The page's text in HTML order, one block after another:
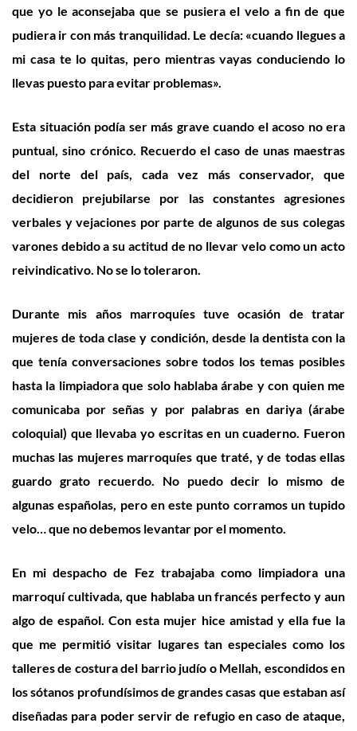
que yo le aconsejaba que se pusiera el velo a fin de que
pudiera ir con más tranquilidad. Le decía: «cuando llegues a
mi casa te lo quitas, pero mientras vayas conduciendo lo
llevas puesto para evitar problemas».
Esta situación podía ser más grave cuando el acoso no era
puntual, sino crónico. Recuerdo el caso de unas maestras
del norte del país, cada vez más conservador, que
decidieron prejubilarse por las constantes agresiones
verbales y vejaciones por parte de algunos de sus colegas
varones debido a su actitud de no llevar velo como un acto
reivindicativo. No se lo toleraron.
Durante mis años marroquíes tuve ocasión de tratar
mujeres de toda clase y condición, desde la dentista con la
que tenía conversaciones sobre todos los temas posibles
hasta la limpiadora que solo hablaba árabe y con quien me
comunicaba por señas y por palabras en dariya (árabe
coloquial) que llevaba yo escritas en un cuaderno. Fueron
muchas las mujeres marroquíes que traté, y de todas ellas
guardo grato recuerdo. No puedo decir lo mismo de
algunas españolas, pero en este punto corramos un tupido
velo… que no debemos levantar por el momento.
En mi despacho de Fez trabajaba como limpiadora una
marroquí cultivada, que hablaba un francés perfecto y aun
algo de español. Con esta mujer hice amistad y ella fue la
que me permitió visitar lugares tan especiales como los
talleres de costura del barrio judío o Mellah, escondidos en
los sótanos profundísimos de grandes casas que estaban así
diseñadas para poder servir de refugio en caso de ataque,